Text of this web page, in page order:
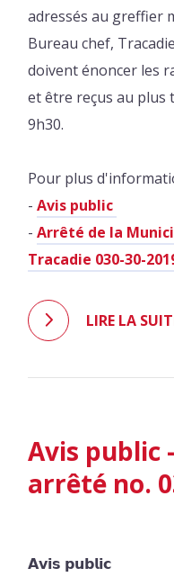
adressés au greffier
Bureau chef,
doivent énoncer les
et être reçus au plus
9h30.
Pour plus
-Avis public
-Arrêté de la
Tracadie 030-30-
LIRE LA
Avis public
arrêté no.
𝗔𝘃𝗶𝘀 𝗽𝘂𝗯𝗹𝗶𝗰